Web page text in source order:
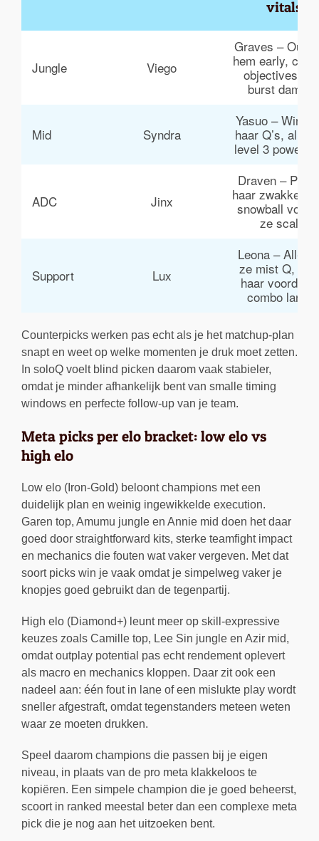
vitals
Jungle Viego
Graves –
hem early,
objectives
burst
Mid Syndra
Yasuo –
haar Q’s, all-
level 3
ADC Jinx
Draven –
haar zwakke
snowball
ze scalet
Support Lux
Leona – All-in
ze mist Q,
haar voordat
combo
Counterpicks werken pas echt als je het matchup-plan
snapt en weet op welke momenten je druk moet zetten.
In soloQ voelt blind picken daarom vaak stabieler,
omdat je minder afhankelijk bent van smalle timing
windows en perfecte follow-up van je team.
Meta picks per elo bracket: low elo vs
high elo
Low elo (Iron-Gold) beloont champions met een
duidelijk plan en weinig ingewikkelde execution.
Garen top, Amumu jungle en Annie mid doen het daar
goed door straightforward kits, sterke teamfight impact
en mechanics die fouten wat vaker vergeven. Met dat
soort picks win je vaak omdat je simpelweg vaker je
knopjes goed gebruikt dan de tegenpartij.
High elo (Diamond+) leunt meer op skill-expressive
keuzes zoals Camille top, Lee Sin jungle en Azir mid,
omdat outplay potential pas echt rendement oplevert
als macro en mechanics kloppen. Daar zit ook een
nadeel aan: één fout in lane of een mislukte play wordt
sneller afgestraft, omdat tegenstanders meteen weten
waar ze moeten drukken.
Speel daarom champions die passen bij je eigen
niveau, in plaats van de pro meta klakkeloos te
kopiëren. Een simpele champion die je goed beheerst,
scoort in ranked meestal beter dan een complexe meta
pick die je nog aan het uitzoeken bent.